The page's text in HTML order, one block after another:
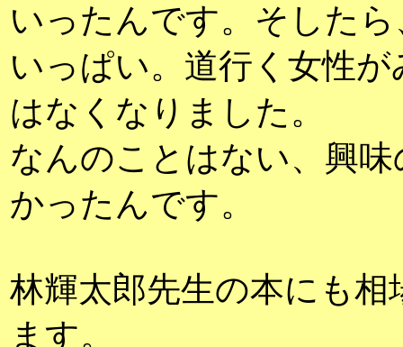
いったんです。そした
いっぱい。道行く女性
はなくなりました。
なんのことはない、興
かったんです。
林輝太郎先生の本にも
ます。